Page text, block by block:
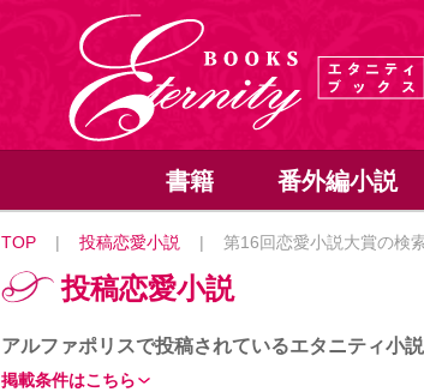
書籍 番外編小説
TOP | 投稿恋愛小説 | 第16回恋愛小説大賞の検
投稿恋愛小説
アルファポリスで投稿されているエタニティ小
掲載条件はこちら